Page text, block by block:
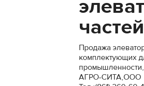
Продажа
комплектующих
АГРО-СИТА,ООО